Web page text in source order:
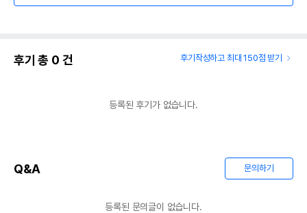
후기 총 0 건 후기작성하고 최대 150점 받기
등록된 후기가 없습니다.
Q&A 문의하기
등록된 문의글이 없습니다.